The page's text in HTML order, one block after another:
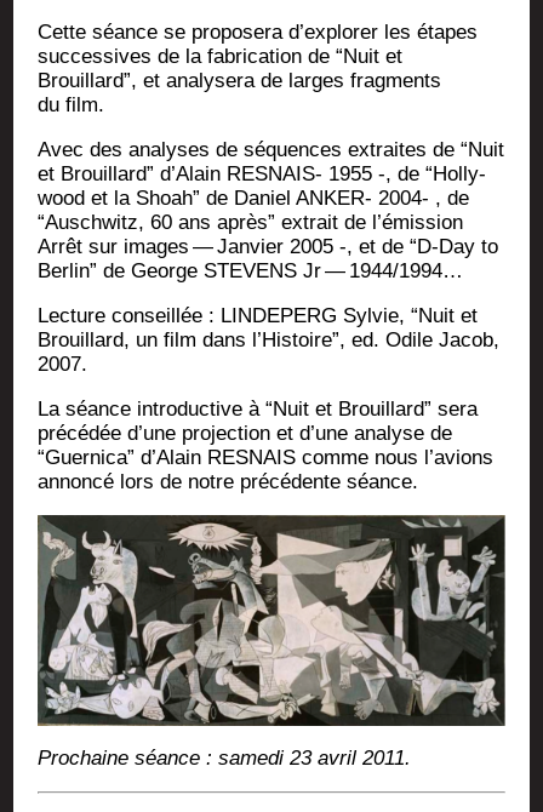
Cette séance se pro­po­se­ra d’ex­plo­rer les étapes
suc­ces­sives de la fabri­ca­tion de “Nuit et
Brouillard”, et ana­ly­se­ra de larges frag­ments
du film.
Avec des ana­lyses de séquences extraites de “Nuit
et Brouillard” d’A­lain RESNAIS- 1955 -, de “Hol­ly­
wood et la Shoah” de Daniel ANKER- 2004- , de
“Ausch­witz, 60 ans après” extrait de l’é­mis­sion
Arrêt sur images — Jan­vier 2005 -, et de “D‑Day to
Ber­lin” de George STEVENS Jr — 1944/1994…
Lec­ture conseillée : LINDEPERG Syl­vie, “Nuit et
Brouillard, un film dans l’His­toire”, ed. Odile Jacob,
2007.
La séance intro­duc­tive à “Nuit et Brouillard” sera
pré­cé­dée d’une pro­jec­tion et d’une ana­lyse de
“Guer­ni­ca” d’A­lain RESNAIS comme nous l’a­vions
annon­cé lors de notre pré­cé­dente séance.
Pro­chaine séance : same­di 23 avril 2011.